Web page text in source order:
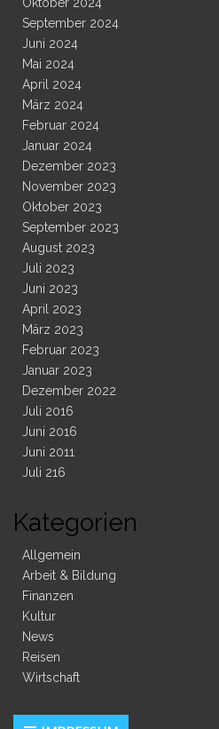
September 2024
Juni 2024
Mai 2024
April 2024
März 2024
Februar 2024
Januar 2024
Dezember 2023
November 2023
Oktober 2023
September 2023
August 2023
Juli 2023
Juni 2023
April 2023
März 2023
Februar 2023
Januar 2023
Dezember 2022
Juli 2016
Juni 2016
Juni 2011
Juli 216
Kategorien
Allgemein
Arbeit & Bildung
Finanzen
Kultur
News
Reisen
Wirtschaft